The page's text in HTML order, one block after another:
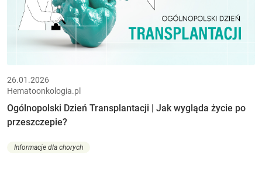
26.01.2026
Hematoonkologia.pl
Ogólnopolski Dzień Transplantacji | Jak wygląda życie po
przeszczepie?
Informacje dla chorych